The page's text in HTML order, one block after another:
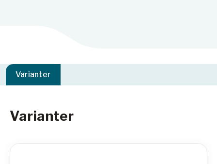
Varianter
Varianter